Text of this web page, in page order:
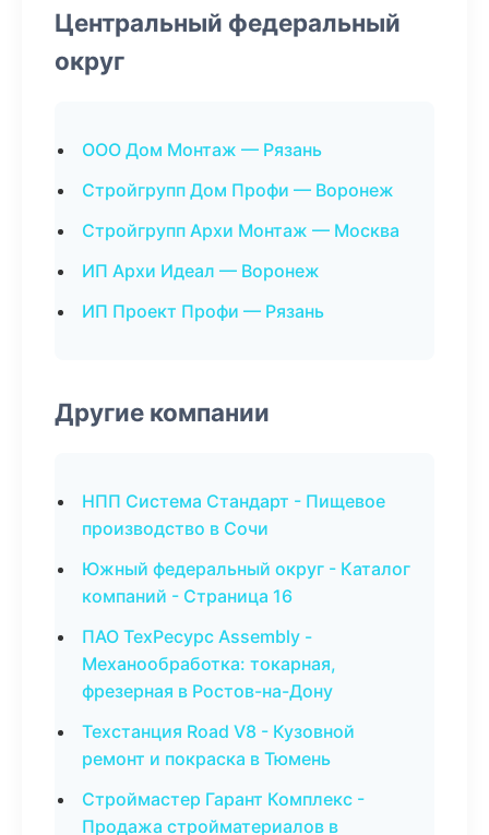
Центральный федеральный
округ
ООО Дом Монтаж — Рязань
Стройгрупп Дом Профи — Воронеж
Стройгрупп Архи Монтаж — Москва
ИП Архи Идеал — Воронеж
ИП Проект Профи — Рязань
Другие компании
НПП Система Стандарт - Пищевое
производство в Сочи
Южный федеральный округ - Каталог
компаний - Страница 16
ПАО ТехРесурс Assembly -
Механообработка: токарная,
фрезерная в Ростов-на-Дону
Техстанция Road V8 - Кузовной
ремонт и покраска в Тюмень
Строймастер Гарант Комплекс -
Продажа стройматериалов в